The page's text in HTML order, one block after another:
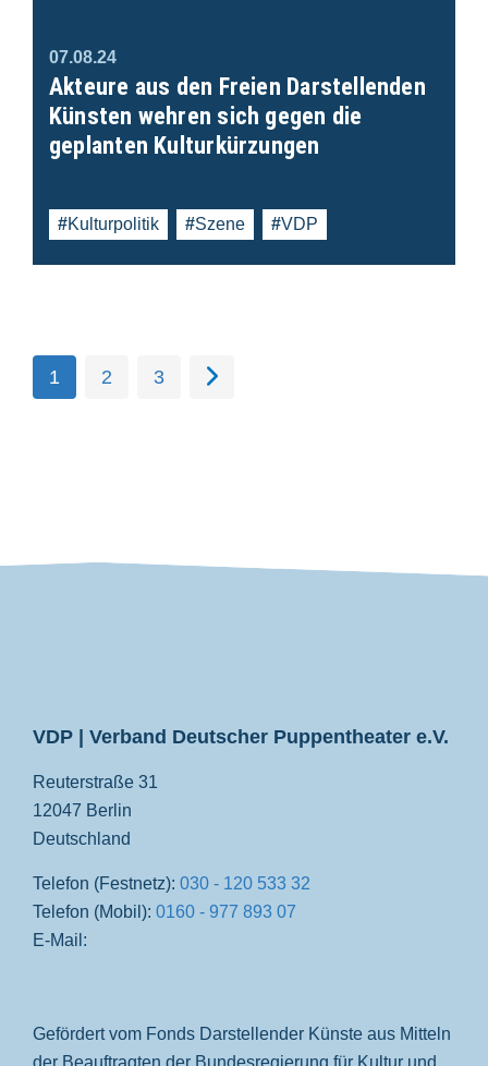
07.08.24
Akteure aus den Freien Darstellenden
Künsten wehren sich gegen die
geplanten Kulturkürzungen
Kulturpolitik Szene VDP
1 2 3
VDP | Verband Deutscher Puppentheater e.V.
Reuterstraße 31
12047 Berlin
Deutschland
Telefon (Festnetz): 030 - 120 533 32
Telefon (Mobil): 0160 - 977 893 07
E-Mail:
Gefördert vom Fonds Darstellender Künste aus Mitteln
der Beauftragten der Bundesregierung für Kultur und